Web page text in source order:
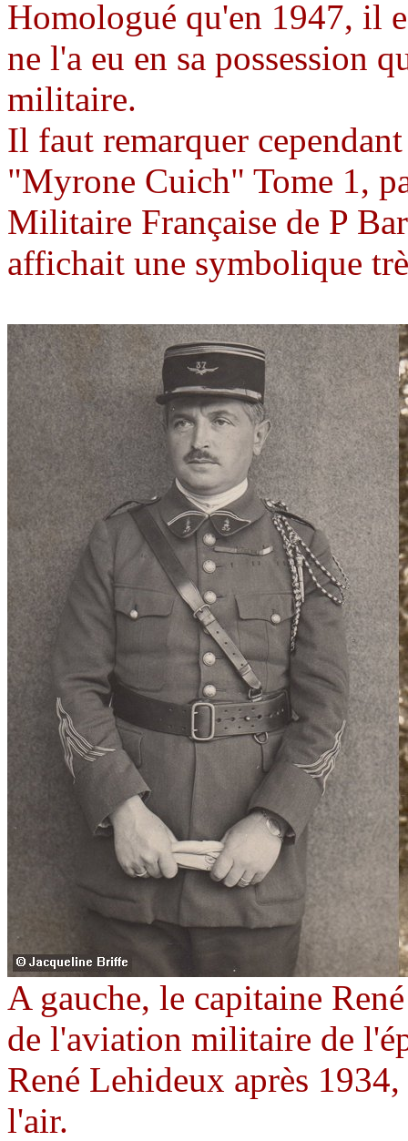
Homologué qu'en 1947, il
ne l'a eu en sa possession
militaire.
Il faut remarquer
"Myrone Cuich" Tome 1,
Militaire Française de P
affichait une symbolique
A gauche, le capitaine
de l'aviation militaire de
René Lehideux après
l'air.